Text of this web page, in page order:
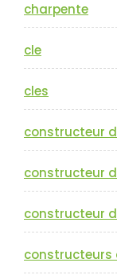
charpente
cle
cles
constructeur
constructeur
constructeur
constructeurs